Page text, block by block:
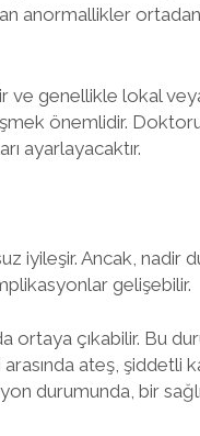
anormallikler
genellikle lokal
önemlidir.
ayarlayacaktır.
iyileşir. Ancak, nadir
gelişebilir.
ortaya çıkabilir. Bu
ateş, şiddetli
durumunda, bir